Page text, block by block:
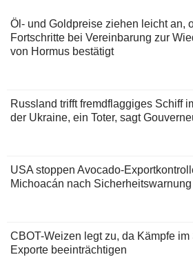
Öl- und Goldpreise ziehen leicht an,
Fortschritte bei Vereinbarung zur
von Hormus bestätigt
Russland trifft fremdflaggiges Schiff
der Ukraine, ein Toter, sagt
USA stoppen Avocado-
Michoacán nach Sicherheitswarnung
CBOT-Weizen legt zu, da Kämpfe
Exporte beeinträchtigen